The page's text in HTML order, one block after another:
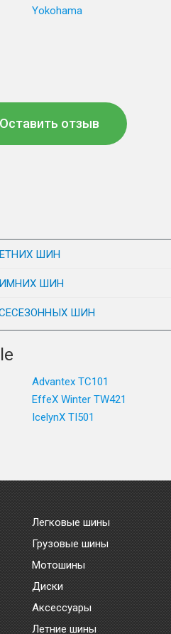
Yokohama
Оставить отзыв
ШИН
ШИН
ШИН
Advantex TC101
EffeX Winter TW421
IcelynX TI501
Легковые шины
Грузовые шины
Мотошины
Диски
Аксессуары
Летние шины